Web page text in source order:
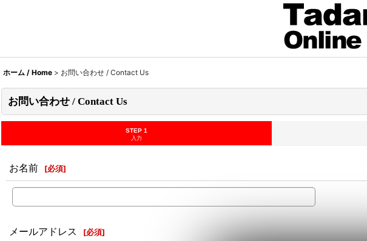
ホーム / Home > お問い合わせ / Contact Us
お問い合わせ / Contact Us
STEP 1
入力
お名前 [必須]
メールアドレス [必須]